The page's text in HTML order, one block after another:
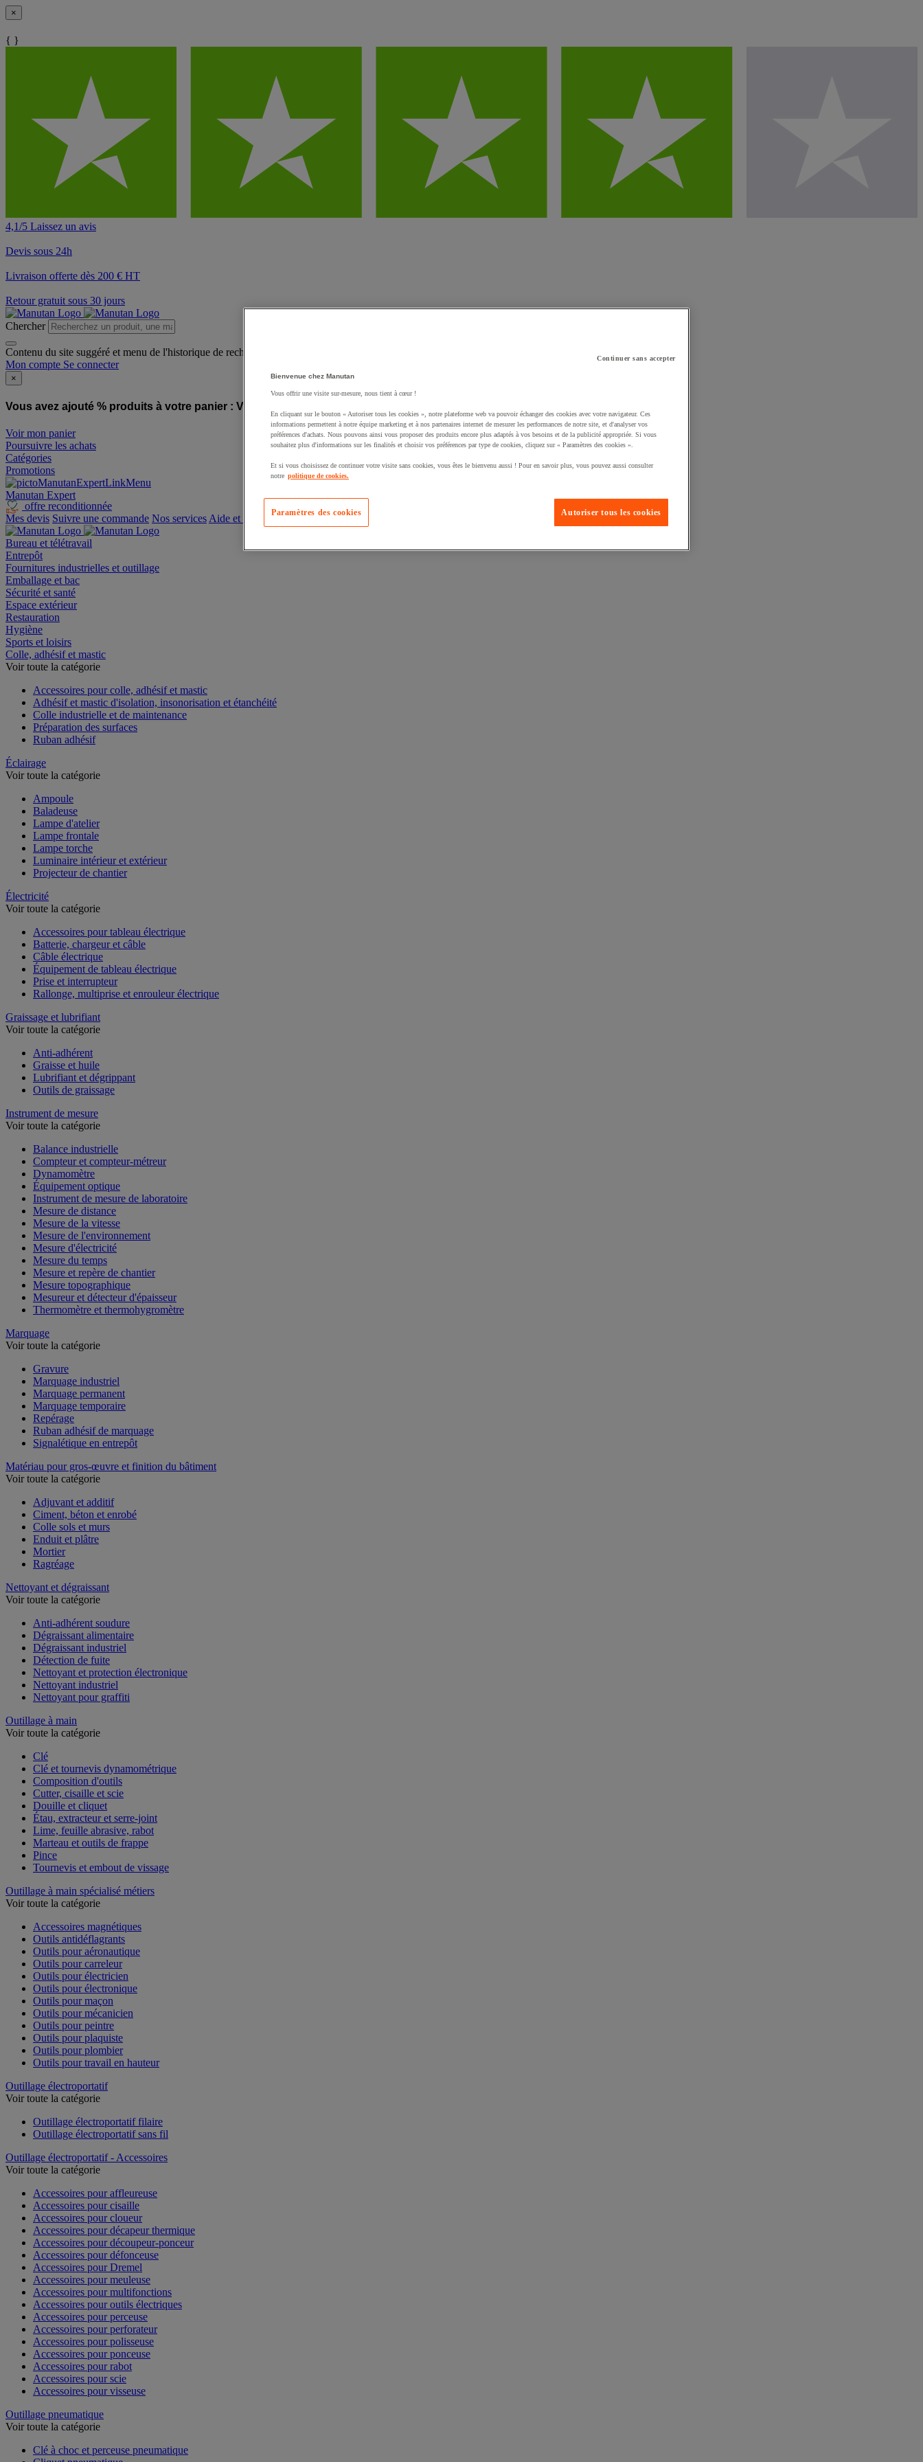
×
{ }
4,1/5 Laissez un avis
Devis sous 24h
Livraison offerte dès 200 € HT
Retour gratuit sous 30 jours
Chercher
Contenu du site suggéré et menu de l'historique de recherche
Mon compte Se connecter
×
Vous avez ajouté % produits à votre panier : Vous avez ajouté un produit à votre panier :
Voir mon panier
Poursuivre les achats
Catégories
Promotions
Manutan Expert
offre reconditionnée
Mes devis Suivre une commande Nos services Aide et contact
Bureau et télétravail
Entrepôt
Fournitures industrielles et outillage
Emballage et bac
Sécurité et santé
Espace extérieur
Restauration
Hygiène
Sports et loisirs
Colle, adhésif et mastic
Voir toute la catégorie
Accessoires pour colle, adhésif et mastic
Adhésif et mastic d'isolation, insonorisation et étanchéité
Colle industrielle et de maintenance
Préparation des surfaces
Ruban adhésif
Éclairage
Voir toute la catégorie
Ampoule
Baladeuse
Lampe d'atelier
Lampe frontale
Lampe torche
Luminaire intérieur et extérieur
Projecteur de chantier
Électricité
Voir toute la catégorie
Accessoires pour tableau électrique
Batterie, chargeur et câble
Câble électrique
Équipement de tableau électrique
Prise et interrupteur
Rallonge, multiprise et enrouleur électrique
Graissage et lubrifiant
Voir toute la catégorie
Anti-adhérent
Graisse et huile
Lubrifiant et dégrippant
Outils de graissage
Instrument de mesure
Voir toute la catégorie
Balance industrielle
Compteur et compteur-métreur
Dynamomètre
Équipement optique
Instrument de mesure de laboratoire
Mesure de distance
Mesure de la vitesse
Mesure de l'environnement
Mesure d'électricité
Mesure du temps
Mesure et repère de chantier
Mesure topographique
Mesureur et détecteur d'épaisseur
Thermomètre et thermohygromètre
Marquage
Voir toute la catégorie
Gravure
Marquage industriel
Marquage permanent
Marquage temporaire
Repérage
Ruban adhésif de marquage
Signalétique en entrepôt
Matériau pour gros-œuvre et finition du bâtiment
Voir toute la catégorie
Adjuvant et additif
Ciment, béton et enrobé
Colle sols et murs
Enduit et plâtre
Mortier
Ragréage
Nettoyant et dégraissant
Voir toute la catégorie
Anti-adhérent soudure
Dégraissant alimentaire
Dégraissant industriel
Détection de fuite
Nettoyant et protection électronique
Nettoyant industriel
Nettoyant pour graffiti
Outillage à main
Voir toute la catégorie
Clé
Clé et tournevis dynamométrique
Composition d'outils
Cutter, cisaille et scie
Douille et cliquet
Étau, extracteur et serre-joint
Lime, feuille abrasive, rabot
Marteau et outils de frappe
Pince
Tournevis et embout de vissage
Outillage à main spécialisé métiers
Voir toute la catégorie
Accessoires magnétiques
Outils antidéflagrants
Outils pour aéronautique
Outils pour carreleur
Outils pour électricien
Outils pour électronique
Outils pour maçon
Outils pour mécanicien
Outils pour peintre
Outils pour plaquiste
Outils pour plombier
Outils pour travail en hauteur
Outillage électroportatif
Voir toute la catégorie
Outillage électroportatif filaire
Outillage électroportatif sans fil
Outillage électroportatif - Accessoires
Voir toute la catégorie
Accessoires pour affleureuse
Accessoires pour cisaille
Accessoires pour cloueur
Accessoires pour décapeur thermique
Accessoires pour découpeur-ponceur
Accessoires pour défonceuse
Accessoires pour Dremel
Accessoires pour meuleuse
Accessoires pour multifonctions
Accessoires pour outils électriques
Accessoires pour perceuse
Accessoires pour perforateur
Accessoires pour polisseuse
Accessoires pour ponceuse
Accessoires pour rabot
Accessoires pour scie
Accessoires pour visseuse
Outillage pneumatique
Voir toute la catégorie
Clé à choc et perceuse pneumatique
Continuer sans accepter
Bienvenue chez Manutan
Vous offrir une visite sur-mesure, nous tient à cœur !
En cliquant sur le bouton « Autoriser tous les cookies », notre plateforme web va pouvoir échanger des cookies avec votre navigateur. Ces
informations permettent à notre équipe marketing et à nos partenaires internet de mesurer les performances de notre site, et d'analyser vos
préférences d'achats. Nous pouvons ainsi vous proposer des produits encore plus adaptés à vos besoins et de la publicité appropriée. Si vous
souhaitez plus d'informations sur les finalités et choisir vos préférences par type de cookies, cliquez sur « Paramètres des cookies ».
Et si vous choisissez de continuer votre visite sans cookies, vous êtes le bienvenu aussi ! Pour en savoir plus, vous pouvez aussi consulter
notre politique de cookies.
Autoriser tous les cookies
Paramètres des cookies